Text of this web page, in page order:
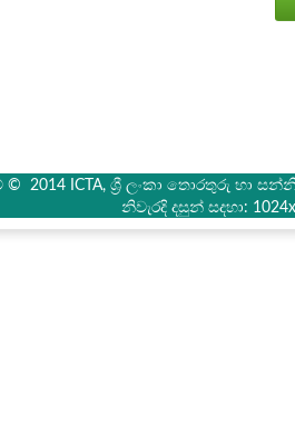
© 2014 ICTA, ශ්‍රී ලංකා තොරතුරු හා
නිවැරදි දසුන් සදහා: